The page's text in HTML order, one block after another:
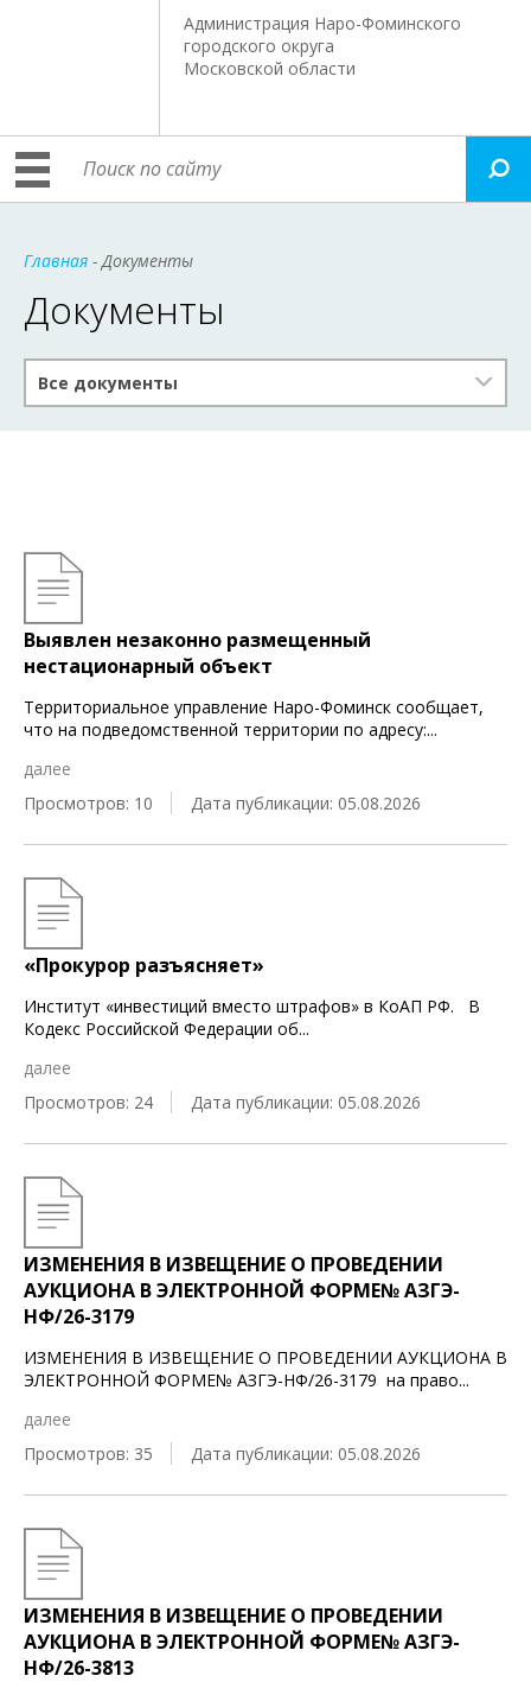
Администрация Наро-Фоминского
городского округа
Московской области
Главная - Документы
Документы
Все документы
Выявлен незаконно размещенный
нестационарный объект
Территориальное управление Наро-Фоминск сообщает,
что на подведомственной территории по адресу:...
далее
Просмотров: 10
Дата публикации: 05.08.2026
«Прокурор разъясняет»
Институт «инвестиций вместо штрафов» в КоАП РФ. В
Кодекс Российской Федерации об...
далее
Просмотров: 24
Дата публикации: 05.08.2026
ИЗМЕНЕНИЯ В ИЗВЕЩЕНИЕ О ПРОВЕДЕНИИ
АУКЦИОНА В ЭЛЕКТРОННОЙ ФОРМЕ№ АЗГЭ-
НФ/26-3179
ИЗМЕНЕНИЯ В ИЗВЕЩЕНИЕ О ПРОВЕДЕНИИ АУКЦИОНА В
ЭЛЕКТРОННОЙ ФОРМЕ№ АЗГЭ-НФ/26-3179 на право...
далее
Просмотров: 35
Дата публикации: 05.08.2026
ИЗМЕНЕНИЯ В ИЗВЕЩЕНИЕ О ПРОВЕДЕНИИ
АУКЦИОНА В ЭЛЕКТРОННОЙ ФОРМЕ№ АЗГЭ-
НФ/26-3813